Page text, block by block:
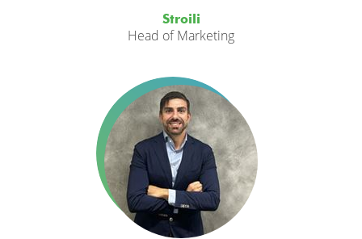
Stroili
Head of Marketing